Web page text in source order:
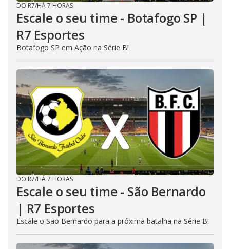
DO R7/HÁ 7 HORAS
Escale o seu time - Botafogo SP |
R7 Esportes
Botafogo SP em Ação na Série B!
DO R7/HÁ 7 HORAS
Escale o seu time - São Bernardo
| R7 Esportes
Escale o São Bernardo para a próxima batalha na Série B!